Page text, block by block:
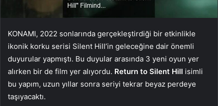
KONAMI, 2022 sonlarında gerçekleştirdiği bir etkinlikle
ikonik korku serisi Silent Hill’in geleceğine dair önemli
duyurular yapmıştı. Bu duyular arasında 3 yeni oyun yer
alırken bir de film yer alıyordu. Return to Silent Hill isimli
bu yapım, uzun yıllar sonra seriyi tekrar beyaz perdeye
taşıyacaktı.